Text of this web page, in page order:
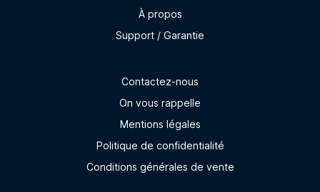
À propos
Support / Garantie
Contactez-nous
On vous rappelle
Mentions légales
Politique de confidentialité
Conditions générales de vente